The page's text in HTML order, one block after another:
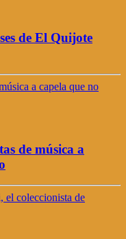
de El Quijote
de música a